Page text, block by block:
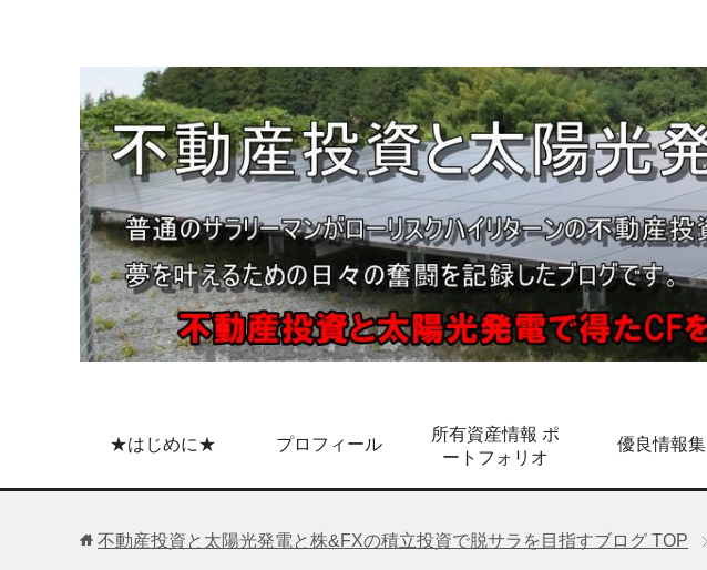
★はじめに★ プロフィール
所有資産情報 ポ
ートフォリオ
優良情報集
不動産投資と太陽光発電と株&FXの積立投資で脱サラを目指すブログ TOP